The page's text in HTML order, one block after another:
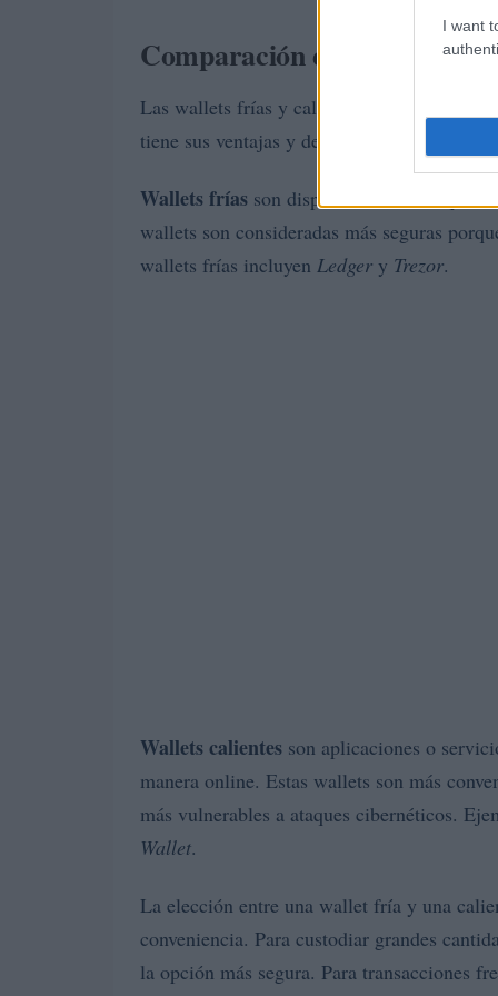
I want
Comparación entre wallets
Las wallets frías y calientes son dos
tiene sus ventajas y desventajas, y la
Wallets frías son dispositivos físicos que
wallets son consideradas más seguras
wallets frías incluyen Ledger y Trezor.
Wallets calientes son aplicaciones o
manera online. Estas wallets son más
más vulnerables a ataques cibernéticos.
Wallet.
La elección entre una wallet fría y una
conveniencia. Para custodiar grandes
la opción más segura. Para transacciones